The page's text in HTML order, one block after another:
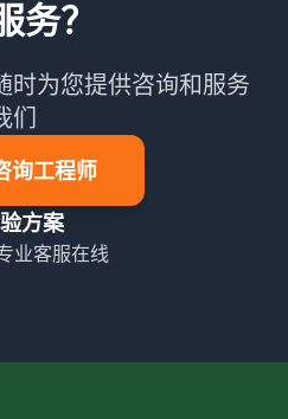
务？
时为您提供咨询和服务
们
询工程师
方案
业客服在线